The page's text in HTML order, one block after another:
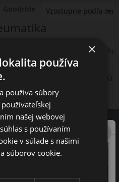
Špeciálne ponuky
vyhľadávania nie sú
zákazníkov
×
používa
používa súbory
našej webovej
s používaním
v súlade s našimi
súborov cookie.